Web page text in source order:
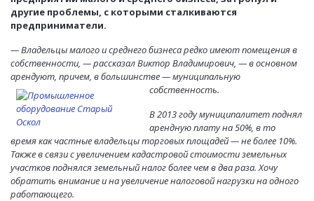
другие проблемы, с которыми сталкиваются
предприниматели.
— Владельцы малого и среднего бизнеса редко имеют помещения в
собственности, — рассказал Виктор Владимирович, — в основном
арендуют, причем, в большинстве — муниципальную
собственность.
В 2013 году муниципалитет поднял
арендную плату на 50%, в то
время как частные владельцы торговых площадей — не более 10%.
Также в связи с увеличением кадастровой стоимости земельных
участков поднялся земельный налог более чем в два раза. Хочу
обратить внимание и на увеличение налоговой нагрузки на одного
работающего.